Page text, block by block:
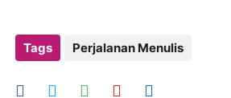
Tags Perjalanan Menulis